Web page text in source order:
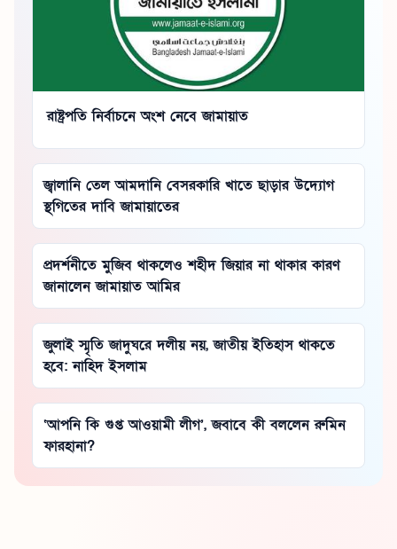
রাষ্ট্রপতি নির্বাচনে অংশ নেবে জামায়াত
জ্বালানি তেল আমদানি বেসরকারি খাতে ছাড়ার উদ্যোগ
স্থগিতের দাবি জামায়াতের
প্রদর্শনীতে মুজিব থাকলেও শহীদ জিয়ার না থাকার কারণ
জানালেন জামায়াত আমির
জুলাই স্মৃতি জাদুঘরে দলীয় নয়, জাতীয় ইতিহাস থাকতে
হবে: নাহিদ ইসলাম
‘আপনি কি গুপ্ত আওয়ামী লীগ’, জবাবে কী বললেন রুমিন
ফারহানা?